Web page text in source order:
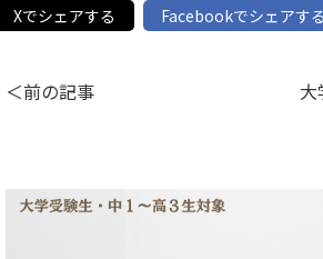
Xでシェアする Facebookでシェアす
＜前の記事